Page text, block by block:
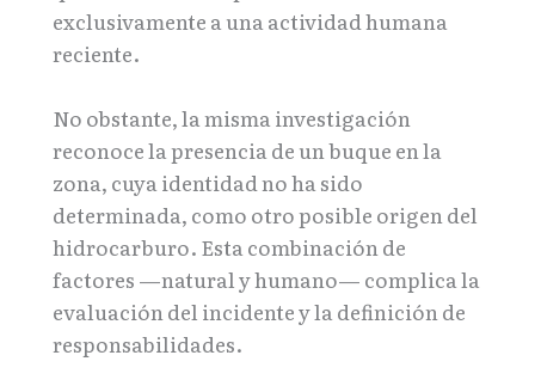
exclusivamente a una actividad humana
reciente.
No obstante, la misma investigación
reconoce la presencia de un buque en la
zona, cuya identidad no ha sido
determinada, como otro posible origen del
hidrocarburo. Esta combinación de
factores —natural y humano— complica la
evaluación del incidente y la definición de
responsabilidades.